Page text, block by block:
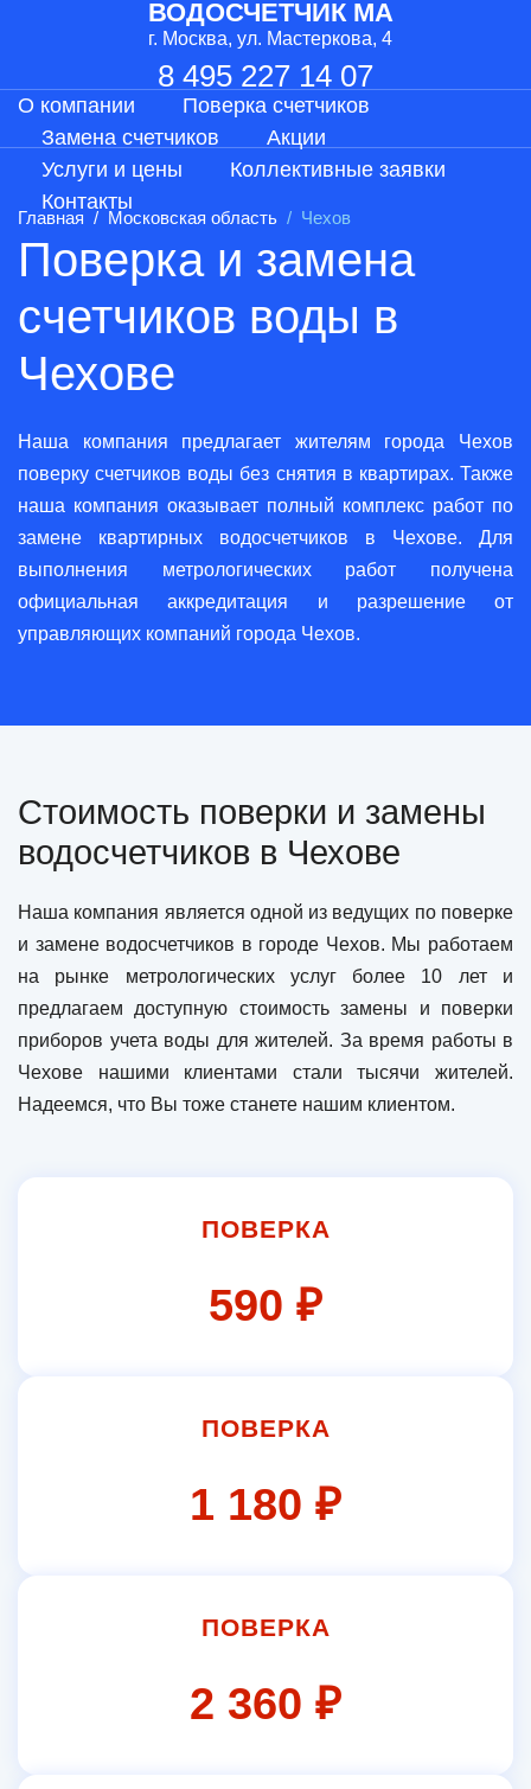
ВОДОСЧЕТЧИК МА
г. Москва, ул. Мастеркова, 4
8 495 227 14 07
О компании
Поверка счетчиков
Замена счетчиков
Акции
Услуги и цены
Коллективные заявки
Контакты
Главная Московская область Чехов
Поверка и замена
счетчиков воды в
Чехове
Наша компания предлагает жителям города Чехов
поверку счетчиков воды без снятия в квартирах. Также
наша компания оказывает полный комплекс работ по
замене квартирных водосчетчиков в Чехове. Для
выполнения метрологических работ получена
официальная аккредитация и разрешение от
управляющих компаний города Чехов.
Стоимость поверки и замены
водосчетчиков в Чехове
Наша компания является одной из ведущих по поверке
и замене водосчетчиков в городе Чехов. Мы работаем
на рынке метрологических услуг более 10 лет и
предлагаем доступную стоимость замены и поверки
приборов учета воды для жителей. За время работы в
Чехове нашими клиентами стали тысячи жителей.
Надеемся, что Вы тоже станете нашим клиентом.
ПОВЕРКА
590 ₽
ПОВЕРКА
1 180 ₽
ПОВЕРКА
2 360 ₽